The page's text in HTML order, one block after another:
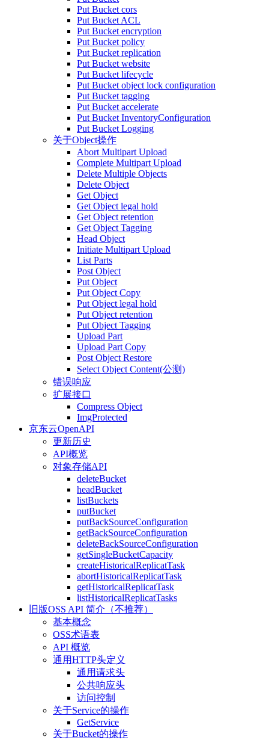
Put Bucket cors
Put Bucket ACL
Put Bucket encryption
Put Bucket policy
Put Bucket replication
Put Bucket website
Put Bucket lifecycle
Put Bucket object lock configuration
Put Bucket tagging
Put Bucket accelerate
Put Bucket InventoryConfiguration
Put Bucket Logging
关于Object操作
Abort Multipart Upload
Complete Multipart Upload
Delete Multiple Objects
Delete Object
Get Object
Get Object legal hold
Get Object retention
Get Object Tagging
Head Object
Initiate Multipart Upload
List Parts
Post Object
Put Object
Put Object Copy
Put Object legal hold
Put Object retention
Put Object Tagging
Upload Part
Upload Part Copy
Post Object Restore
Select Object Content(公测)
错误响应
扩展接口
Compress Object
ImgProtected
京东云OpenAPI
更新历史
API概览
对象存储API
deleteBucket
headBucket
listBuckets
putBucket
putBackSourceConfiguration
getBackSourceConfiguration
deleteBackSourceConfiguration
getSingleBucketCapacity
createHistoricalReplicatTask
abortHistoricalReplicatTask
getHistoricalReplicatTask
listHistoricalReplicatTasks
旧版OSS API 简介（不推荐）
基本概念
OSS术语表
API 概览
通用HTTP头定义
通用请求头
公共响应头
访问控制
关于Service的操作
GetService
关于Bucket的操作